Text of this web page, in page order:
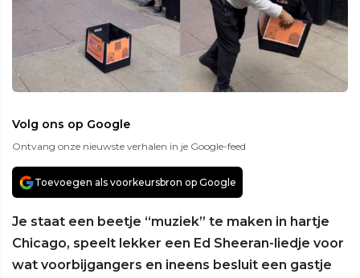
Volg ons op Google
Ontvang onze nieuwste verhalen in je Google-feed
Toevoegen als voorkeursbron op Google
Je staat een beetje “muziek” te maken in hartje
Chicago, speelt lekker een Ed Sheeran-liedje voor
wat voorbijgangers en ineens besluit een gastje